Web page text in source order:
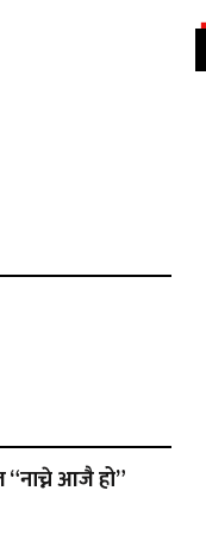
“नाच्ने आजै हो”